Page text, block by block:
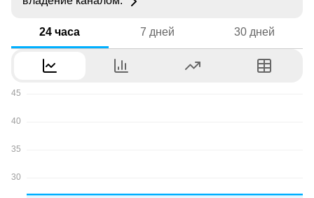
24 часа 7 дней 30 дней